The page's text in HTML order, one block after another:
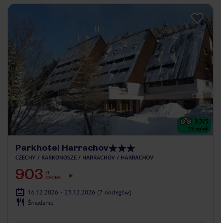
3.7/5
75 opinii
Parkhotel Harrachov
CZECHY KARKONOSZE HARRACHOV HARRACHOV
903 ZŁ
OSOBA
16.12.2026 - 23.12.2026 (7 noclegów)
Śniadanie